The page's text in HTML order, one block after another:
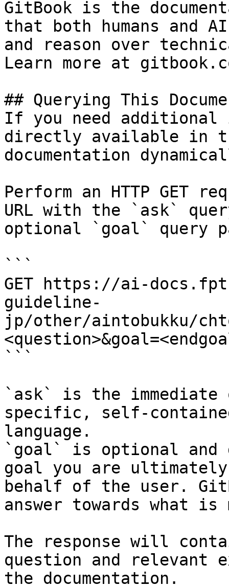
GitBook is the
that both humans and
and reason over
Learn more at
## Querying This
If you need
directly available in
documentation
Perform an HTTP GET
URL with the `ask`
optional `goal` query
```
GET https://ai-
guideline-
jp/other/aintobukku/
```
`ask` is the
specific, self-
language.
`goal` is optional and
goal you are
behalf of the user.
answer towards what
The response will
question and relevant
the documentation.